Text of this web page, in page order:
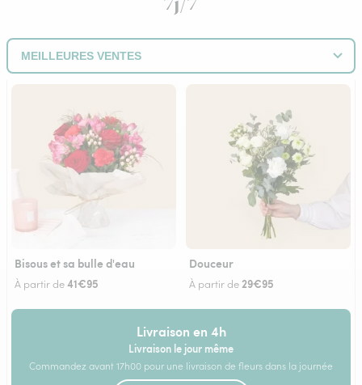
Bisous et sa bulle d'eau
À partir de41€95
Douceur
À partir de29€95
Livraison en 4h
Livraison le jour même
Commandez avant 17h00 pour une livraison de fleurs dans la journée